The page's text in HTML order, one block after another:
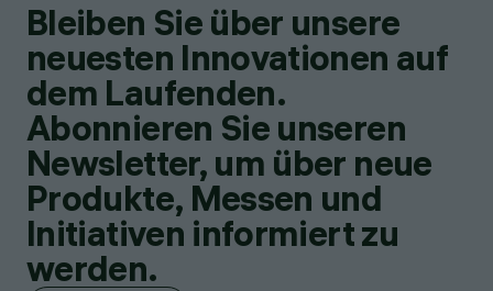
Bleiben Sie über unsere
neuesten Innovationen auf
dem Laufenden.
Abonnieren Sie unseren
Newsletter, um über neue
Produkte, Messen und
Initiativen informiert zu
werden.